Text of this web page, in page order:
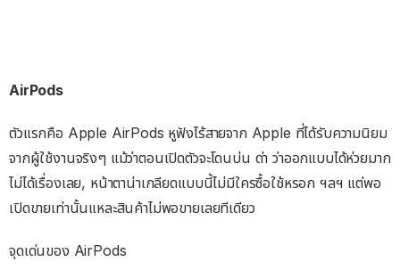
AirPods
ตัวแรกคือ Apple AirPods หูฟังไร้สายจาก Apple ที่ได้รับความนิยม
จากผู้ใช้งานจริงๆ แม้ว่าตอนเปิดตัวจะโดนบ่น ด่า ว่าออกแบบได้ห่วยมาก
ไม่ได้เรื่องเลย, หน้าตาน่าเกลียดแบบนี้ไม่มีใครซื้อใช้หรอก ฯลฯ แต่พอ
เปิดขายเท่านั้นแหละสินค้าไม่พอขายเลยทีเดียว
จุดเด่นของ AirPods